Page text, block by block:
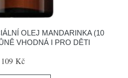
OLEJ MANDARINKA (10
VHODNÁ I PRO DĚTI
109 Kč